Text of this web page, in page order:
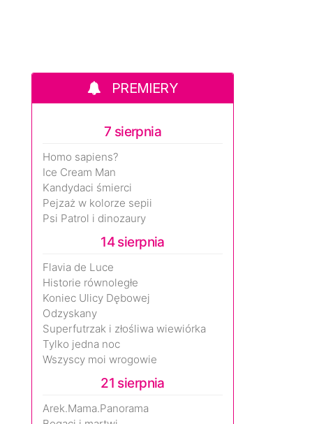
PREMIERY
7 sierpnia
Homo sapiens?
Ice Cream Man
Kandydaci śmierci
Pejzaż w kolorze sepii
Psi Patrol i dinozaury
14 sierpnia
Flavia de Luce
Historie równoległe
Koniec Ulicy Dębowej
Odzyskany
Superfutrzak i złośliwa wiewiórka
Tylko jedna noc
Wszyscy moi wrogowie
21 sierpnia
Arek.Mama.Panorama